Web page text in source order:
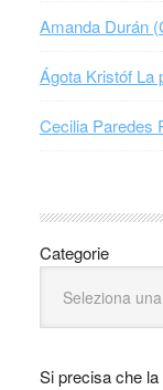
Amanda Durán
Ágota Kristóf La
Cecilia Paredes
Categorie
Si precisa che